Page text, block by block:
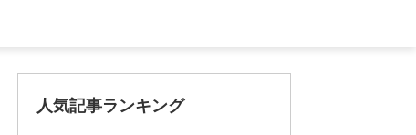
人気記事ランキング